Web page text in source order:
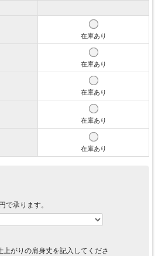
在庫あり
在庫あり
在庫あり
在庫あり
在庫あり
で承ります。
がりの肩身丈を記入してくださ